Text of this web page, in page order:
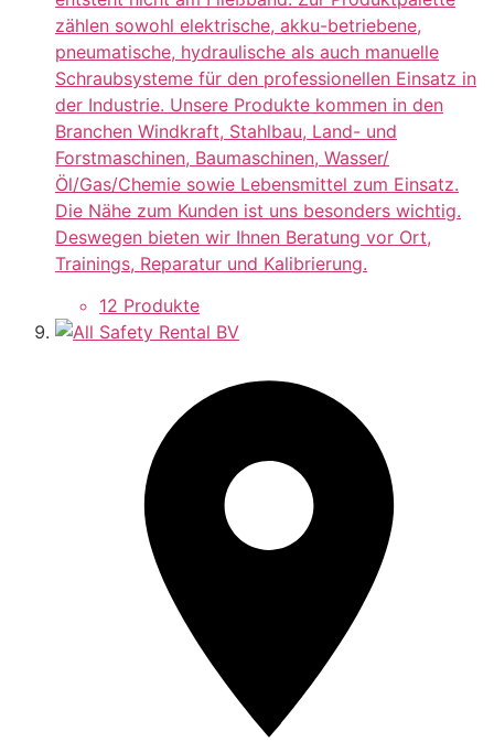
zählen sowohl elektrische, akku-betriebene,
pneumatische, hydraulische als auch manuelle
Schraubsysteme für den professionellen Einsatz in
der Industrie. Unsere Produkte kommen in den
Branchen Windkraft, Stahlbau, Land- und
Forstmaschinen, Baumaschinen, Wasser/
Öl/Gas/Chemie sowie Lebensmittel zum Einsatz.
Die Nähe zum Kunden ist uns besonders wichtig.
Deswegen bieten wir Ihnen Beratung vor Ort,
Trainings, Reparatur und Kalibrierung.
12 Produkte